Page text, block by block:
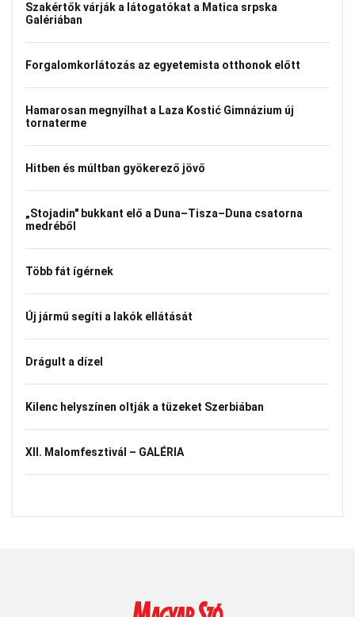
Szakértők várják a látogatókat a Matica srpska
Galériában
Forgalomkorlátozás az egyetemista otthonok előtt
Hamarosan megnyílhat a Laza Kostić Gimnázium új
tornaterme
Hitben és múltban gyökerező jövő
„Stojadin" bukkant elő a Duna–Tisza–Duna csatorna
medréből
Több fát ígérnek
Új jármű segíti a lakók ellátását
Drágult a dízel
Kilenc helyszínen oltják a tüzeket Szerbiában
XII. Malomfesztivál – GALÉRIA